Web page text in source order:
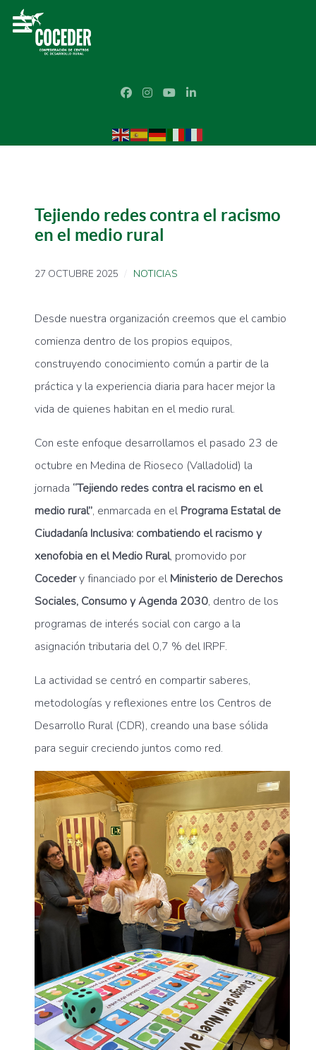
Tejiendo redes contra el racismo
en el medio rural
27 OCTUBRE 2025 NOTICIAS
Desde nuestra organización creemos que el cambio
comienza dentro de los propios equipos,
construyendo conocimiento común a partir de la
práctica y la experiencia diaria para hacer mejor la
vida de quienes habitan en el medio rural.
Con este enfoque desarrollamos el pasado 23 de
octubre en Medina de Rioseco (Valladolid) la
jornada “Tejiendo redes contra el racismo en el
medio rural”, enmarcada en el Programa Estatal de
Ciudadanía Inclusiva: combatiendo el racismo y
xenofobia en el Medio Rural, promovido por
Cocedery financiado por el Ministerio de Derechos
Sociales, Consumo y Agenda 2030, dentro de los
programas de interés social con cargo a la
asignación tributaria del 0,7 % del IRPF.
La actividad se centró en compartir saberes,
metodologías y reflexiones entre los Centros de
Desarrollo Rural (CDR), creando una base sólida
para seguir creciendo juntos como red.